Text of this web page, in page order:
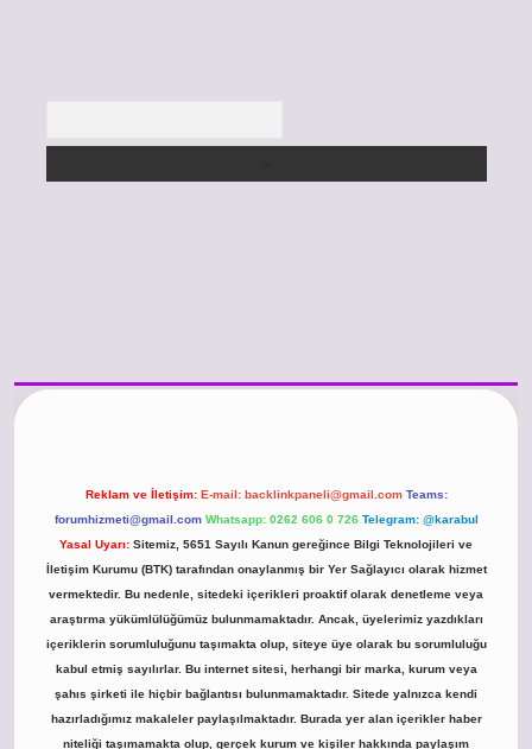
Reklam ve İletişim: E-mail: backlinkpaneli@gmail.com Teams:
forumhizmeti@gmail.com Whatsapp: 0262 606 0 726 Telegram: @karabul
Yasal Uyarı: Sitemiz, 5651 Sayılı Kanun gereğince Bilgi Teknolojileri ve
İletişim Kurumu (BTK) tarafından onaylanmış bir Yer Sağlayıcı olarak hizmet
vermektedir. Bu nedenle, sitedeki içerikleri proaktif olarak denetleme veya
araştırma yükümlülüğümüz bulunmamaktadır. Ancak, üyelerimiz yazdıkları
içeriklerin sorumluluğunu taşımakta olup, siteye üye olarak bu sorumluluğu
kabul etmiş sayılırlar. Bu internet sitesi, herhangi bir marka, kurum veya
şahıs şirketi ile hiçbir bağlantısı bulunmamaktadır. Sitede yalnızca kendi
hazırladığımız makaleler paylaşılmaktadır. Burada yer alan içerikler haber
niteliği taşımamakta olup, gerçek kurum ve kişiler hakkında paylaşım